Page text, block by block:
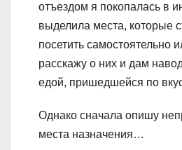
отъездом я покопалась в
выделила места, которые
посетить самостоятельно
расскажу о них и дам
едой, пришедшейся по
Однако сначала опишу
места назначения…